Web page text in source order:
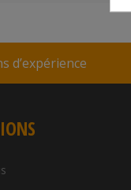
d’expérience